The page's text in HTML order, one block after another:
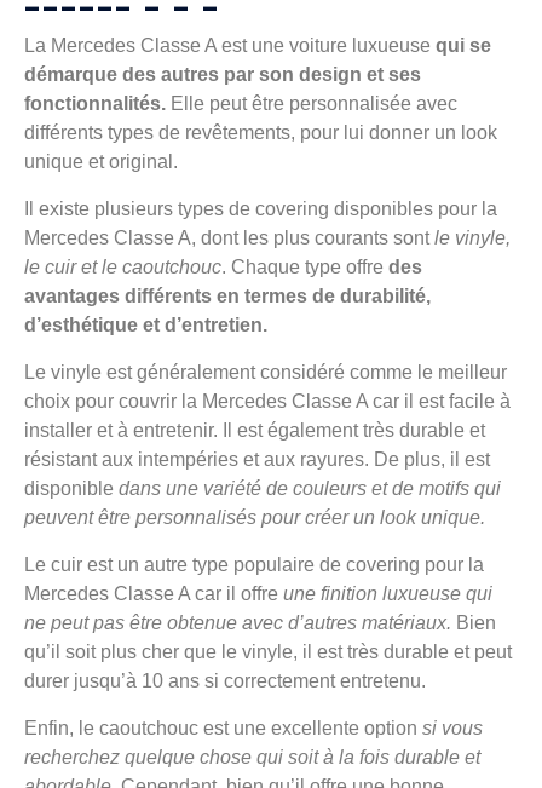
La Mercedes Classe A est une voiture luxueuse qui se
démarque des autres par son design et ses
fonctionnalités. Elle peut être personnalisée avec
différents types de revêtements, pour lui donner un look
unique et original.
Il existe plusieurs types de covering disponibles pour la
Mercedes Classe A, dont les plus courants sontle vinyle,
le cuir et le caoutchouc. Chaque type offre des
avantages différents en termes de durabilité,
d’esthétique et d’entretien.
Le vinyle est généralement considéré comme le meilleur
choix pour couvrir la Mercedes Classe A car il est facile à
installer et à entretenir. Il est également très durable et
résistant aux intempéries et aux rayures. De plus, il est
disponible dans une variété de couleurs et de motifs qui
peuvent être personnalisés pour créer un look unique.
Le cuir est un autre type populaire de covering pour la
Mercedes Classe A car il offre une finition luxueuse qui
ne peut pas être obtenue avec d’autres matériaux. Bien
qu’il soit plus cher que le vinyle, il est très durable et peut
durer jusqu’à 10 ans si correctement entretenu.
Enfin, le caoutchouc est une excellente option si vous
recherchez quelque chose qui soit à la fois durable et